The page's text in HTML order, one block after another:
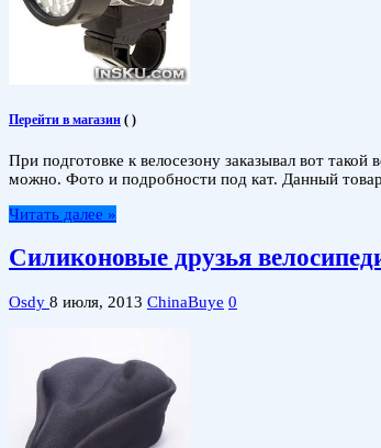
Перейти в магазин ( )
При подготовке к велосезону заказывал вот
можно. Фото и подробности под кат. Данный
Читать далее »
Силиконовые друзья
Osdy 8 июля, 2013 ChinaBuye 0